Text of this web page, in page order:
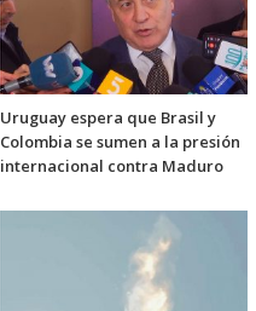
Uruguay espera que Brasil y
Colombia se sumen a la presión
internacional contra Maduro